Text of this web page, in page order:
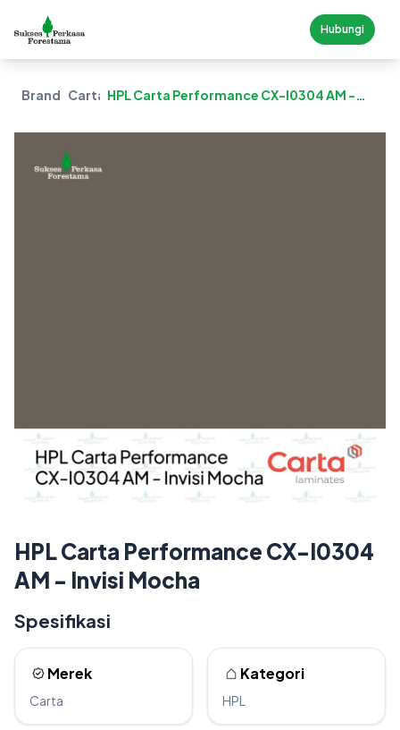
Hubungi
Brand Carta HPL Carta Performance CX-I0304 AM -
HPL Carta Performance CX-I0304
AM - Invisi Mocha
Spesifikasi
Merek
Carta
Kategori
HPL